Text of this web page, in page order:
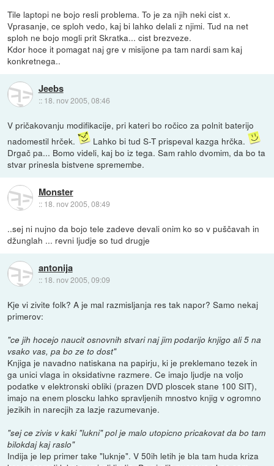
Tile laptopi ne bojo resli problema. To je za njih neki cist x.
Vprasanje, ce sploh vedo, kaj bi lahko delali z njimi. Tud na net
sploh ne bojo mogli prit Skratka... cist brezveze.
Kdor hoce it pomagat naj gre v misijone pa tam nardi sam kaj
konkretnega..
Jeebs
:: 18. nov 2005, 08:46
V pričakovanju modifikacije, pri kateri bo ročico za polnit baterijo
nadomestil hrček.
Lahko bi tud S-T prispeval kazga hrčka.
Drgač pa... Bomo videli, kaj bo iz tega. Sam rahlo dvomim, da bo ta
stvar prinesla bistvene spremembe.
Monster
:: 18. nov 2005, 08:49
..sej ni nujno da bojo tele zadeve devali onim ko so v puščavah in
džunglah ... revni ljudje so tud drugje
antonija
:: 18. nov 2005, 09:09
Kje vi zivite folk? A je mal razmisljanja res tak napor? Samo nekaj
primerov:
"ce jih hocejo naucit osnovnih stvari naj jim podarijo knjigo ali 5 na
vsako vas, pa bo ze to dost"
Knjiga je navadno natiskana na papirju, ki je preklemano tezek in
ga unici vlaga in oksidativne razmere. Ce imajo ljudje na voljo
podatke v elektronski obliki (prazen DVD ploscek stane 100 SIT),
imajo na enem ploscku lahko spravljenih mnostvo knjig v ogromno
jezikih in narecjih za lazje razumevanje.
"sej ce zivis v kaki "lukni" pol je malo utopicno pricakovat da bo tam
bilokdaj kaj raslo"
Indija je lep primer take "luknje". V 50ih letih je bla tam huda kriza